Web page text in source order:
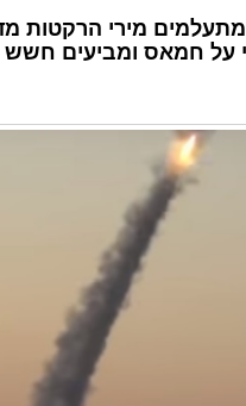
מירי הרקטות
על חמאס ומביעים